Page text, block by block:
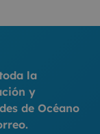
la
y
de Océano